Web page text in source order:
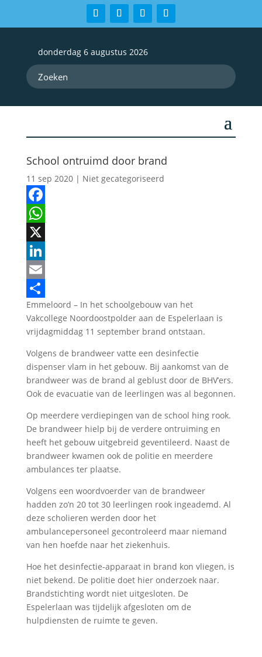
donderdag 6 augustus 2026
School ontruimd door brand
11 sep 2020| Niet gecategoriseerd
Facebook
WhatsApp
X
LinkedIn
Email
Delen
Emmeloord – In het schoolgebouw van het
Vakcollege Noordoostpolder aan de Espelerlaan is
vrijdagmiddag 11 september brand ontstaan.
Volgens de brandweer vatte een desinfectie
dispenser vlam in het gebouw. Bij aankomst van de
brandweer was de brand al geblust door de BHV’ers.
Ook de evacuatie van de leerlingen was al begonnen.
Op meerdere verdiepingen van de school hing rook.
De brandweer hielp bij de verdere ontruiming en
heeft het gebouw uitgebreid geventileerd. Naast de
brandweer kwamen ook de politie en meerdere
ambulances ter plaatse.
Volgens een woordvoerder van de brandweer
hadden zo’n 20 tot 30 leerlingen rook ingeademd. Al
deze scholieren werden door het
ambulancepersoneel gecontroleerd maar niemand
van hen hoefde naar het ziekenhuis.
Hoe het desinfectie-apparaat in brand kon vliegen, is
niet bekend. De politie doet hier onderzoek naar.
Brandstichting wordt niet uitgesloten. De
Espelerlaan was tijdelijk afgesloten om de
hulpdiensten de ruimte te geven.